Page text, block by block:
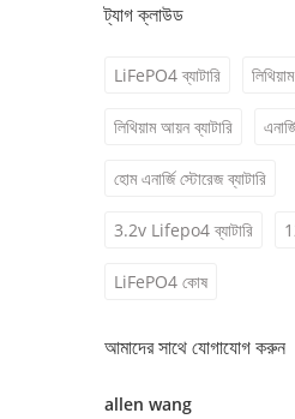
ট্যাগ ক্লাউড
LiFePO4 ব্যাটারি
লিথিয়াম আয়ন ব্যাটারি
হোম এনার্জি স্টোরেজ ব্যাটারি
3.2v Lifepo4 ব্যাটারি
LiFePO4 কোষ
আমাদের সাথে যোগাযোগ করুন
allen wang